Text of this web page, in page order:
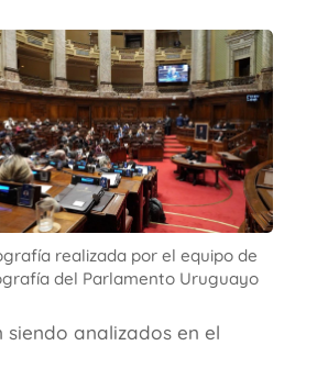
realizada por el equipo de
del Parlamento Uruguayo
analizados en el